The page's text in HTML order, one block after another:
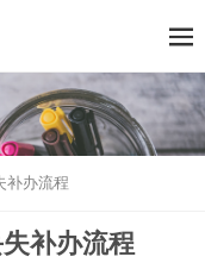
补办流程
补办流程